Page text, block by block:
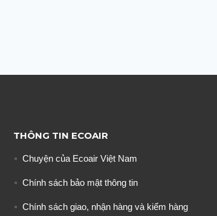
GIẢI
GIẢN
THÔNG TIN ECOAIR
Chuyện của Ecoair Việt Nam
Chính sách bảo mật thông tin
Chính sách giao, nhận hàng và kiểm hàng